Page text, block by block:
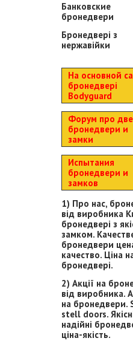
Банковские
бронедвери
Бронедвері з
нержавійки
На основной
бронедвері
Bodyguard
Форум про
бронедвери и
замки
Испытания
бронедвери и
замков
1) Про нас,
від виробника
бронедвері з
замком.
бронедвери
качество. Ціна
бронедвері.
2) Акції на
від виробника.
на бронедвери.
stell doors.
надійні
ціна-якість.